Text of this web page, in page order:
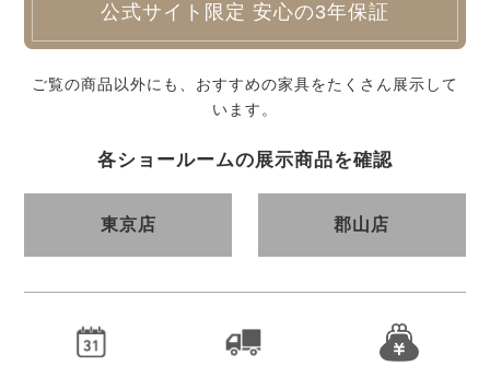
公式サイト限定 安心の3年保証
ご覧の商品以外にも、おすすめの家具をたくさん展示して
います。
各ショールームの展示商品を確認
東京店 郡山店